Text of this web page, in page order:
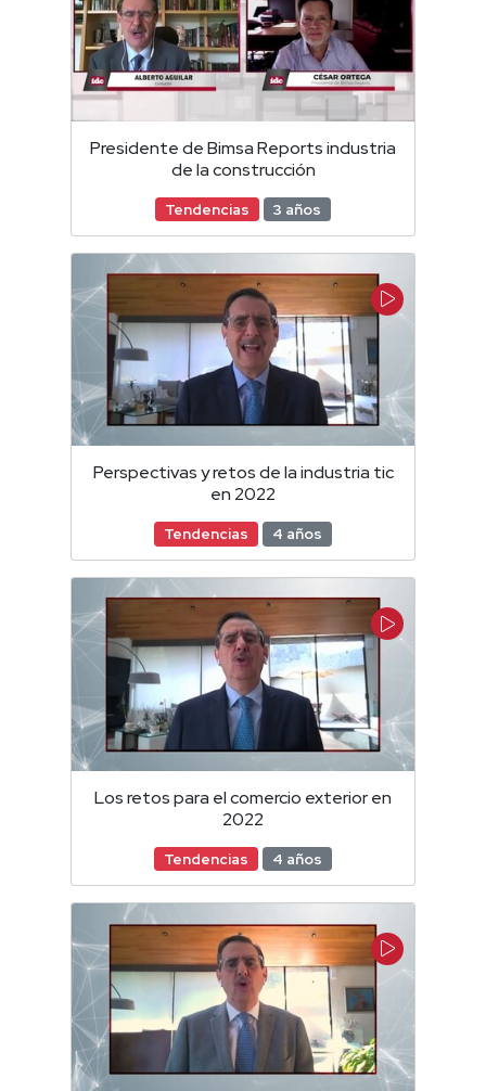
Presidente de Bimsa Reports industria
de la construcción
Tendencias 3 años
Perspectivas y retos de la industria tic
en 2022
Tendencias 4 años
Los retos para el comercio exterior en
2022
Tendencias 4 años